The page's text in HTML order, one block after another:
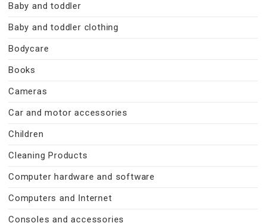
Baby and toddler
Baby and toddler clothing
Bodycare
Books
Cameras
Car and motor accessories
Children
Cleaning Products
Computer hardware and software
Computers and Internet
Consoles and accessories